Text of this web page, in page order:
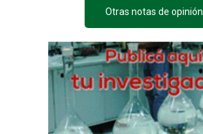
Otras notas de opinión